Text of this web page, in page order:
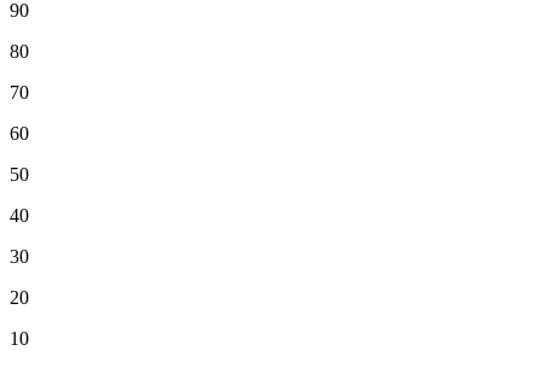
90
80
70
60
50
40
30
20
10